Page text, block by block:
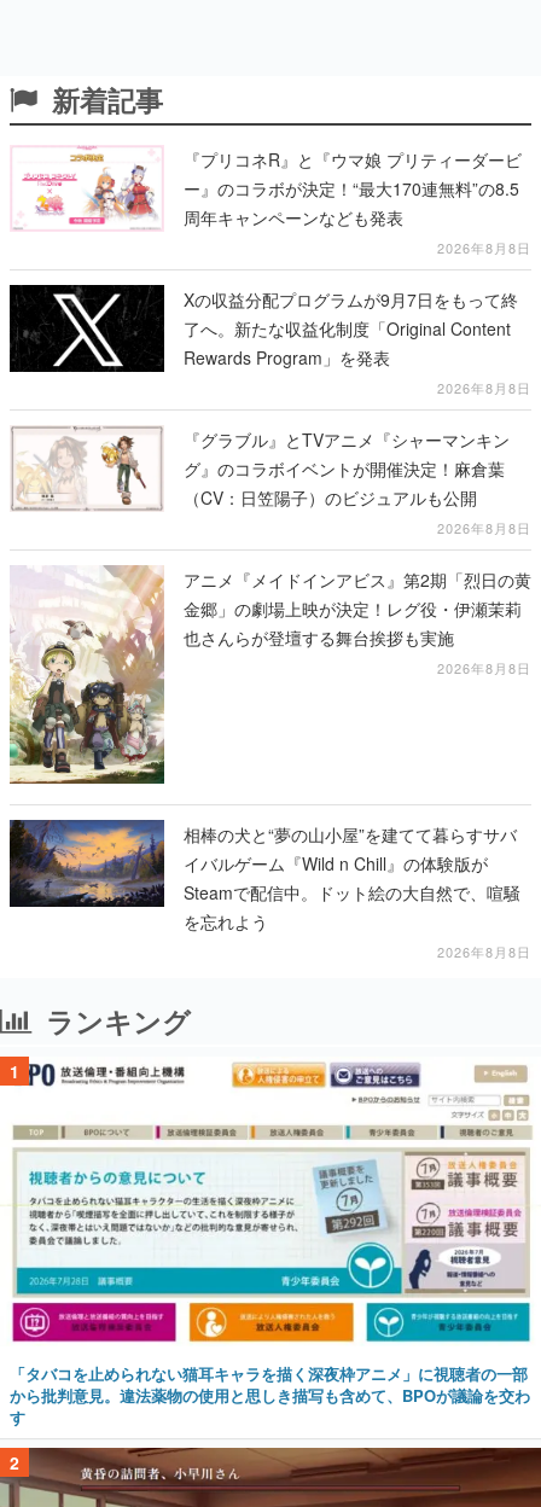
新着記事
『プリコネR』と『ウマ娘 プリティーダービ
ー』のコラボが決定！“最大170連無料”の8.5
周年キャンペーンなども発表
2026年8月8日
Xの収益分配プログラムが9月7日をもって終
了へ。新たな収益化制度「Original Content
Rewards Program」を発表
2026年8月8日
『グラブル』とTVアニメ『シャーマンキン
グ』のコラボイベントが開催決定！麻倉葉
（CV：日笠陽子）のビジュアルも公開
2026年8月8日
アニメ『メイドインアビス』第2期「烈日の黄
金郷」の劇場上映が決定！レグ役・伊瀬茉莉
也さんらが登壇する舞台挨拶も実施
2026年8月8日
相棒の犬と“夢の山小屋”を建てて暮らすサバ
イバルゲーム『Wild n Chill』の体験版が
Steamで配信中。ドット絵の大自然で、喧騒
を忘れよう
2026年8月8日
ランキング
1
「タバコを止められない猫耳キャラを描く深夜枠アニメ」に視聴者の一部
から批判意見。違法薬物の使用と思しき描写も含めて、BPOが議論を交わ
す
2